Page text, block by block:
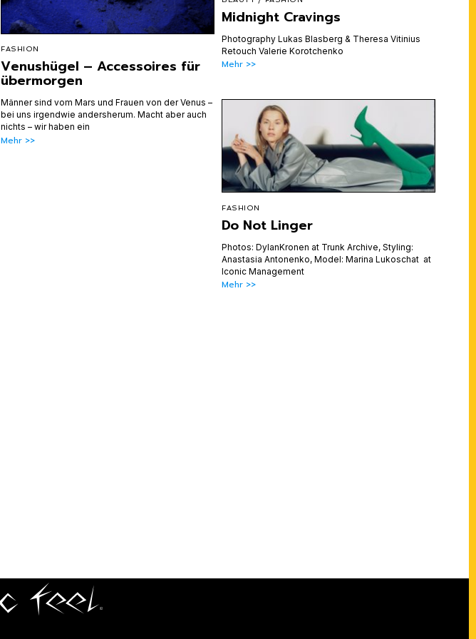
FASHION
Venushügel – Accessoires für
übermorgen
Männer sind vom Mars und Frauen von der Venus –
bei uns irgendwie andersherum. Macht aber auch
nichts – wir haben ein
Mehr >>
Midnight Cravings
Photography Lukas Blasberg & Theresa Vitinius
Retouch Valerie Korotchenko
Mehr >>
FASHION
Do Not Linger
Photos: DylanKronen at Trunk Archive, Styling:
Anastasia Antonenko, Model: Marina Lukoschat at
Iconic Management
Mehr >>